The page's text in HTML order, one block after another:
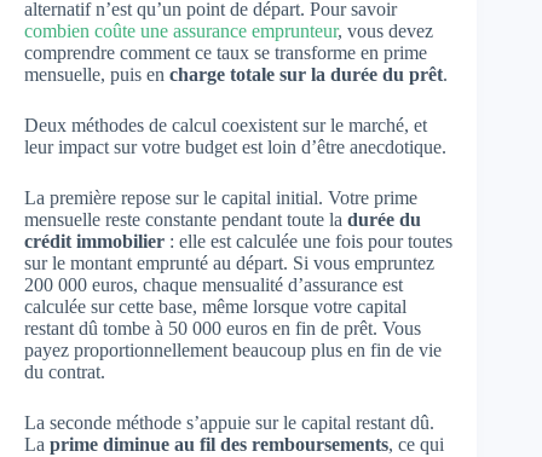
alternatif n’est qu’un point de départ. Pour savoir
combien coûte une assurance emprunteur, vous devez
comprendre comment ce taux se transforme en prime
mensuelle, puis en charge totale sur la durée du prêt.
Deux méthodes de calcul coexistent sur le marché, et
leur impact sur votre budget est loin d’être anecdotique.
La première repose sur le capital initial. Votre prime
mensuelle reste constante pendant toute la durée du
crédit immobilier : elle est calculée une fois pour toutes
sur le montant emprunté au départ. Si vous empruntez
200 000 euros, chaque mensualité d’assurance est
calculée sur cette base, même lorsque votre capital
restant dû tombe à 50 000 euros en fin de prêt. Vous
payez proportionnellement beaucoup plus en fin de vie
du contrat.
La seconde méthode s’appuie sur le capital restant dû.
La prime diminue au fil des remboursements, ce qui